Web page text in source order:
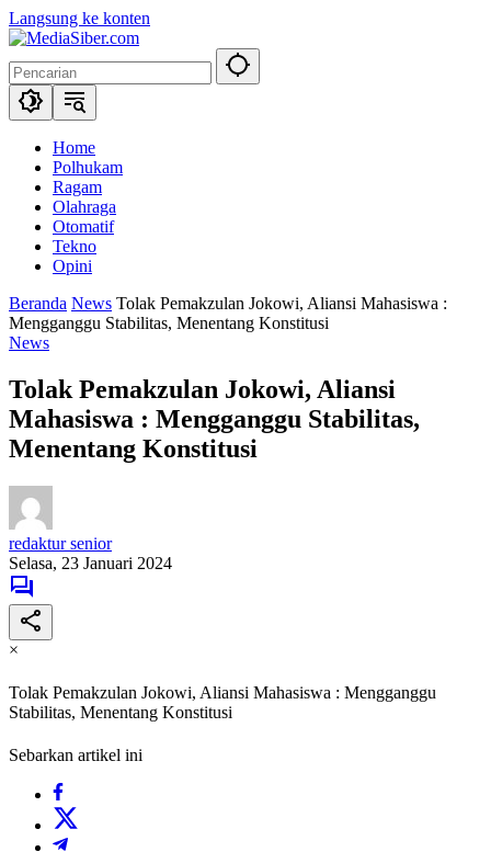
Langsung ke konten
Home
Polhukam
Ragam
Olahraga
Otomatif
Tekno
Opini
Beranda News Tolak Pemakzulan Jokowi, Aliansi Mahasiswa :
Mengganggu Stabilitas, Menentang Konstitusi
News
Tolak Pemakzulan Jokowi, Aliansi
Mahasiswa : Mengganggu Stabilitas,
Menentang Konstitusi
redaktur senior
Selasa, 23 Januari 2024
×
Tolak Pemakzulan Jokowi, Aliansi Mahasiswa : Mengganggu
Stabilitas, Menentang Konstitusi
Sebarkan artikel ini